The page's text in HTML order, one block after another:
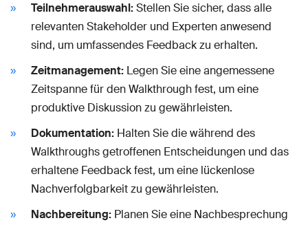
Teilnehmerauswahl:Stellen Sie sicher, dass alle
relevanten Stakeholder und Experten anwesend
sind, um umfassendes Feedback zu erhalten.
Zeitmanagement: Legen Sie eine angemessene
Zeitspanne für den Walkthrough fest, um eine
produktive Diskussion zu gewährleisten.
Dokumentation: Halten Sie die während des
Walkthroughs getroffenen Entscheidungen und das
erhaltene Feedback fest, um eine lückenlose
Nachverfolgbarkeit zu gewährleisten.
Nachbereitung: Planen Sie eine Nachbesprechung